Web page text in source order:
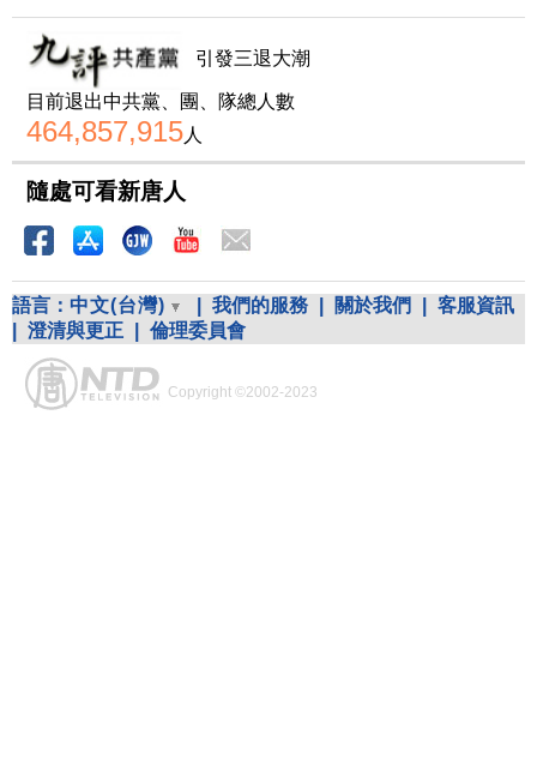
引發三退大潮
目前退出中共黨、團、隊總人數
464,857,915人
隨處可看新唐人
語言： 中文(台灣) 我們的服務 關於我們
客服資訊
澄清與更正 倫理委員會
Copyright ©2002-2023